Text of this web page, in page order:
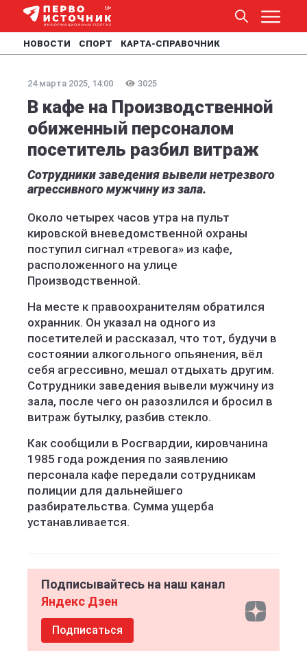
НОВОСТИ СПОРТ КАРТА-СПРАВОЧНИК
24 марта 2025, 14:00 3025
В кафе на Производственной
обиженный персоналом
посетитель разбил витраж
Сотрудники заведения вывели нетрезвого
агрессивного мужчину из зала.
Около четырех часов утра на пульт
кировской вневедомственной охраны
поступил сигнал «тревога» из кафе,
расположенного на улице
Производственной.
На месте к правоохранителям обратился
охранник. Он указал на одного из
посетителей и рассказал, что тот, будучи в
состоянии алкогольного опьянения, вёл
себя агрессивно, мешал отдыхать другим.
Сотрудники заведения вывели мужчину из
зала, после чего он разозлился и бросил в
витраж бутылку, разбив стекло.
Как сообщили в Росгвардии, кировчанина
1985 года рождения по заявлению
персонала кафе передали сотрудникам
полиции для дальнейшего
разбирательства. Сумма ущерба
устанавливается.
Подписывайтесь на наш канал
Яндекс Дзен
Подписаться